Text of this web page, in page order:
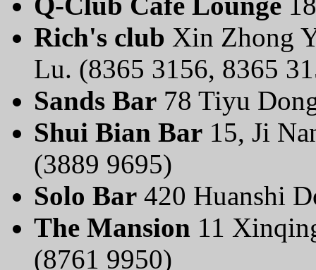
Rich's club Xin Zhong
Lu. (8365 3156, 8365
Sands Bar 78 Tiyu
Shui Bian Bar 15, Ji
(3889 9695)
Solo Bar 420 Huanshi
The Mansion 11
(8761 9950)